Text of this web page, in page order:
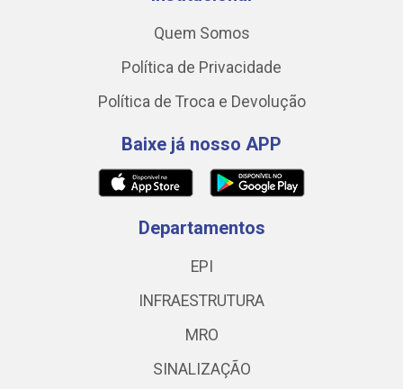
Quem Somos
Política de Privacidade
Política de Troca e Devolução
Baixe já nosso APP
Departamentos
EPI
INFRAESTRUTURA
MRO
SINALIZAÇÃO